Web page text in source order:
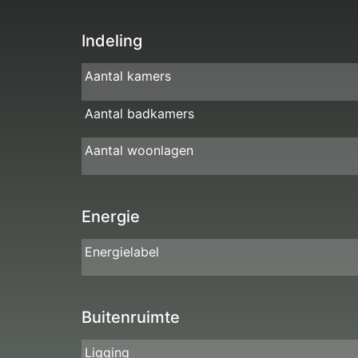
Indeling
Aantal kamers
Aantal badkamers
Aantal woonlagen
Energie
Energielabel
Buitenruimte
Ligging